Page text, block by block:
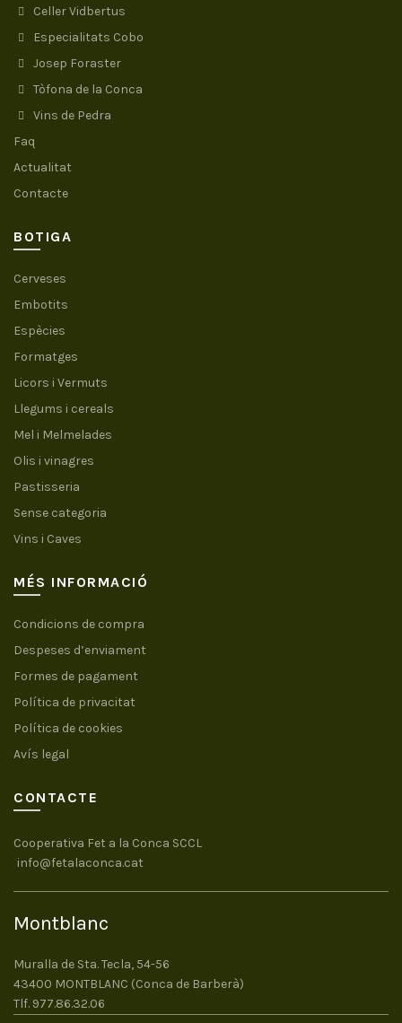
Celler Vidbertus
Especialitats Cobo
Josep Foraster
Tòfona de la Conca
Vins de Pedra
Faq
Actualitat
Contacte
BOTIGA
Cerveses
Embotits
Espècies
Formatges
Licors i Vermuts
Llegums i cereals
Mel i Melmelades
Olis i vinagres
Pastisseria
Sense categoria
Vins i Caves
MÉS INFORMACIÓ
Condicions de compra
Despeses d’enviament
Formes de pagament
Política de privacitat
Política de cookies
Avís legal
CONTACTE
Cooperativa Fet a la Conca SCCL
info@fetalaconca.cat
Montblanc
Muralla de Sta. Tecla, 54-56
43400 MONTBLANC (Conca de Barberà)
Tlf. 977.86.32.06